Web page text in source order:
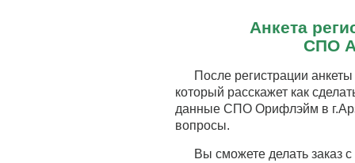
Анкета
СПО
После регистрации
который расскажет как
данные СПО Орифлэйм в
вопросы.
Вы сможете делать заказ